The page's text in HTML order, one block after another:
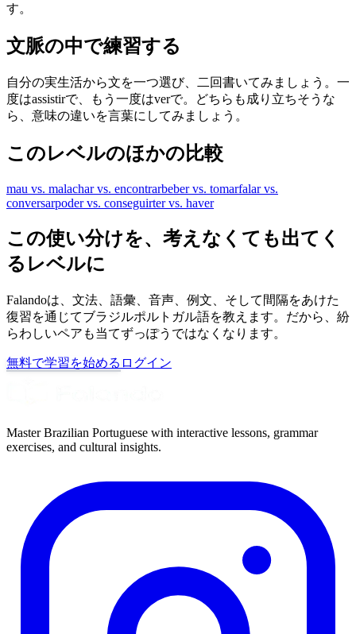
す。
文脈の中で練習する
自分の実生活から文を一つ選び、二回書いてみましょう。一
度はassistirで、もう一度はverで。どちらも成り立ちそうな
ら、意味の違いを言葉にしてみましょう。
このレベルのほかの比較
mau vs. malachar vs. encontrarbeber vs. tomarfalar vs.
conversarpoder vs. conseguirter vs. haver
この使い分けを、考えなくても出てく
るレベルに
Falandoは、文法、語彙、音声、例文、そして間隔をあけた
復習を通じてブラジルポルトガル語を教えます。だから、紛
らわしいペアも当てずっぽうではなくなります。
無料で学習を始める ログイン
Master Brazilian Portuguese with interactive lessons, grammar
exercises, and cultural insights.